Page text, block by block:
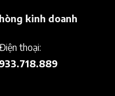
kinh doanh
thoại: